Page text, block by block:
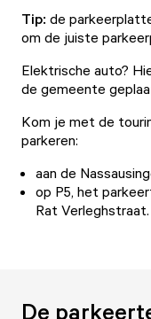
Tip: de
om de juiste
Elektrische auto?
de gemeente
Kom je met de
parkeren:
aan de
op P5, het
Rat Verleghstraat.
De